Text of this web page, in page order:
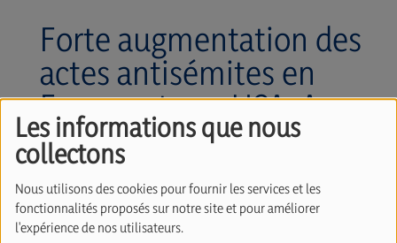
Les informations que nous
collectons
Nous utilisons des cookies pour fournir les services et les
fonctionnalités proposés sur notre site et pour améliorer
l'expérience de nos utilisateurs.
Forte augmentation des
actes antisémites en
Europe et aux USA. Avec
David Benaym
(15/05/2026)